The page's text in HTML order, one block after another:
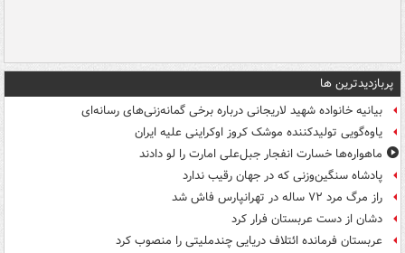
پربازدیدترین ها
بیانیه خانواده شهید لاریجانی درباره برخی گمانه‌زنی‌های رسانه‌ای
یاوه‌گویی تولیدکننده موشک کروز اوکراینی علیه ایران
ماهواره‌ها خسارت انفجار جبل‌علی امارت را لو دادند
پادشاه سنگین‌وزنی که در جهان رقیب ندارد
راز مرگ مرد ۷۲ ساله در تهرانپارس فاش شد
دشان از دست عربستان فرار کرد
عربستان فرمانده ائتلاف دریایی چندملیتی را منصوب کرد